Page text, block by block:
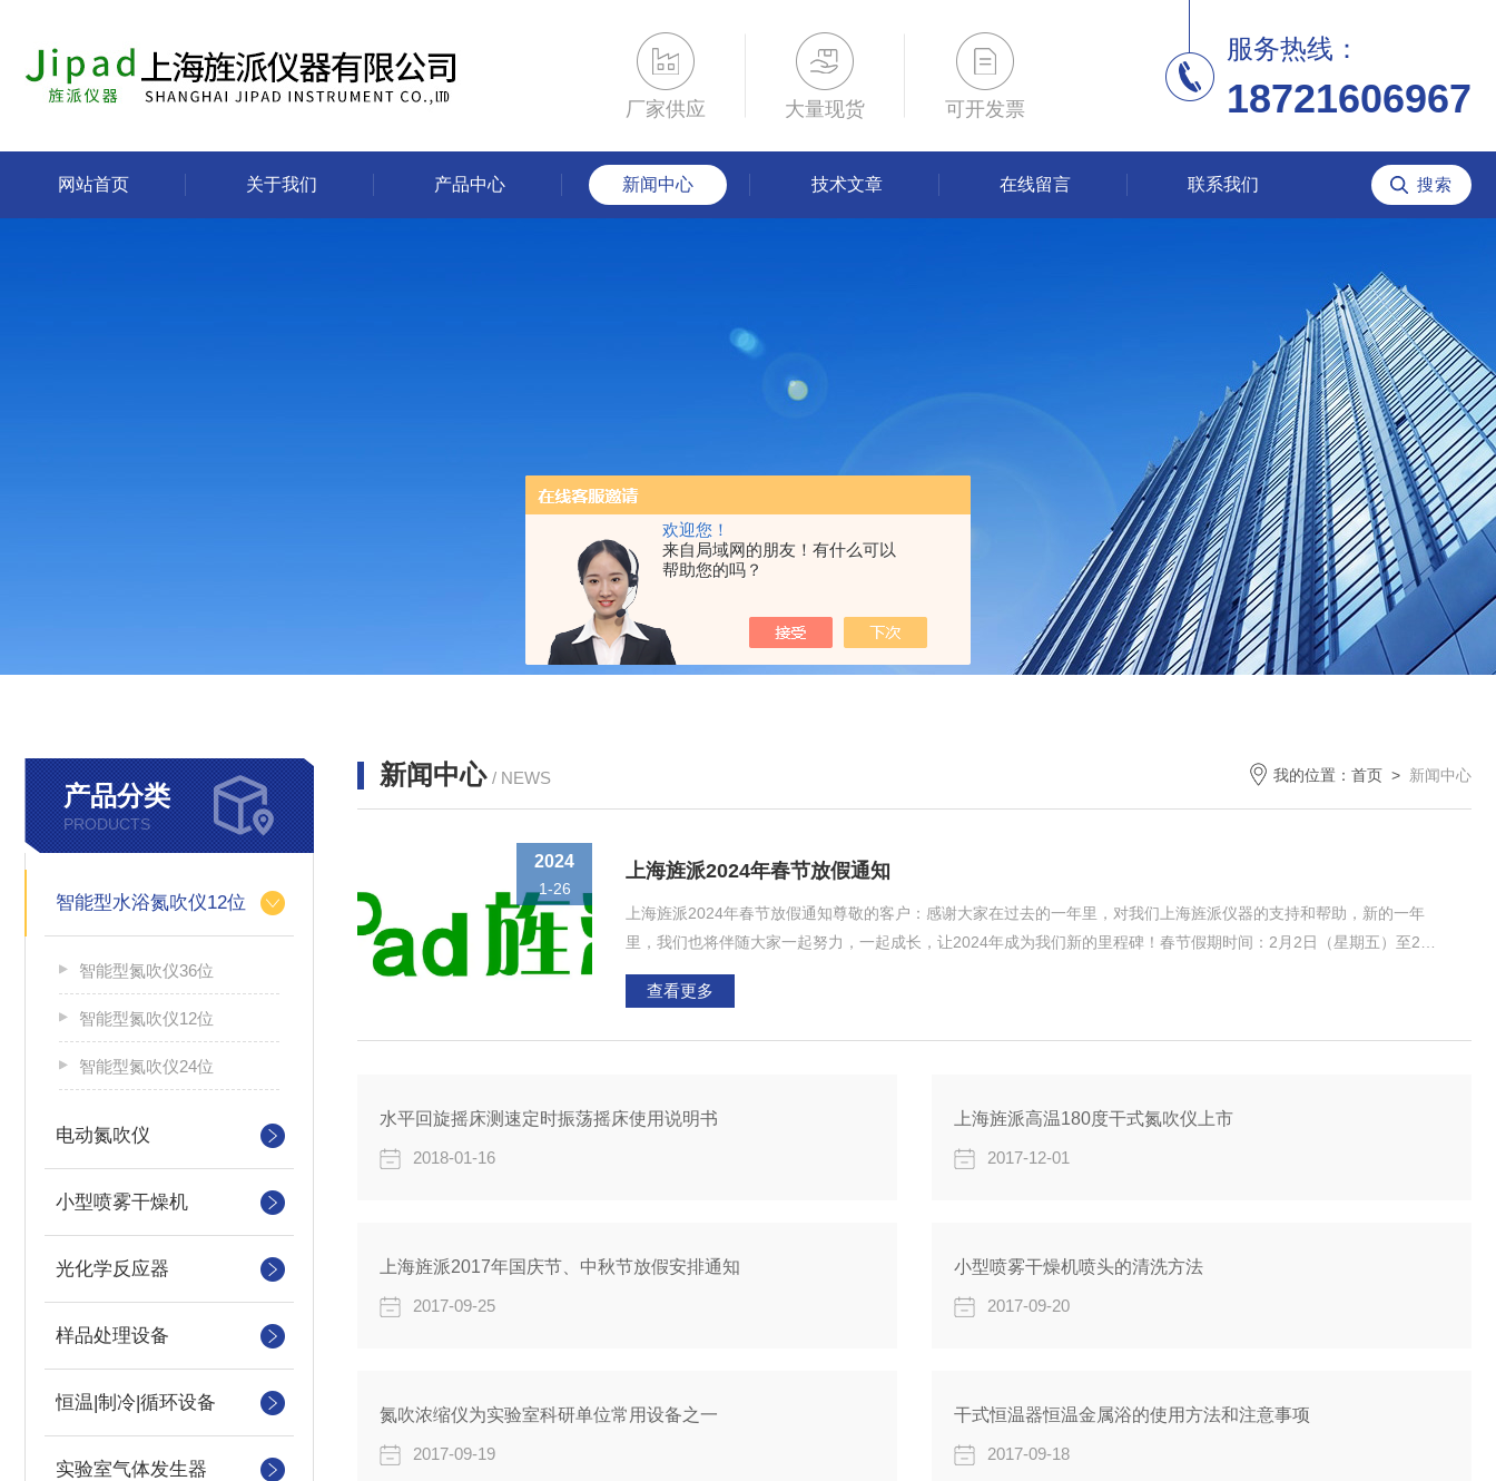
欢迎您！
来自局域网的朋友！有什么可以
帮助您的吗？
厂家供应 大量现货 可开发票
服务热线：
18721606967
网站首页 关于我们 产品中心 新闻中心 技术文章 在线留言 联系我们
产品分类
PRODUCTS
智能型水浴氮吹仪12位
智能型氮吹仪36位
智能型氮吹仪12位
智能型氮吹仪24位
电动氮吹仪
小型喷雾干燥机
光化学反应器
样品处理设备
恒温|制冷|循环设备
实验室气体发生器
新闻中心 / NEWS 我的位置： 首页 > 新闻中心
2024
1-26
上海旌派2024年春节放假通知
上海旌派2024年春节放假通知尊敬的客户：感谢大家在过去的一年里，对我们上海旌派仪器的支持和帮助，新的一年
里，我们也将伴随大家一起努力，一起成长，让2024年成为我们新的里程碑！春节假期时间：2月2日（星期五）至2月
16日（星期五）为春节假期。上海旌派仪器有限公司在这里预祝各新老客户：阖家幸福！万事如意！新春快乐！上海旌
派仪器有限公司现有生产部，市场部，销售部，技术部，网路部，财务室，行政事业部等...
查看更多
水平回旋摇床测速定时振荡摇床使用说明书
2018-01-16
上海旌派高温180度干式氮吹仪上市
2017-12-01
上海旌派2017年国庆节、中秋节放假安排通知
2017-09-25
小型喷雾干燥机喷头的清洗方法
2017-09-20
氮吹浓缩仪为实验室科研单位常用设备之一
2017-09-19
干式恒温器恒温金属浴的使用方法和注意事项
2017-09-18